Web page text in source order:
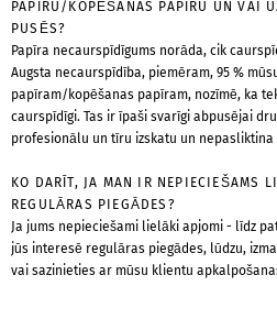
PAPĪRU/KOPĒŠANAS PAPĪRU UN VAI
PUSĒS?
Papīra necaurspīdīgums norāda, cik
Augsta necaurspīdība, piemēram, 95 %
papīram/kopēšanas papīram, nozīmē, ka
caurspīdīgi. Tas ir īpaši svarīgi abpusējai
profesionālu un tīru izskatu un
KO DARĪT, JA MAN IR NEPIECIEŠAMS
REGULĀRAS PIEGĀDES?
Ja jums nepieciešami lielāki apjomi - līdz
jūs interesē regulāras piegādes, lūdzu,
vai sazinieties ar mūsu klientu